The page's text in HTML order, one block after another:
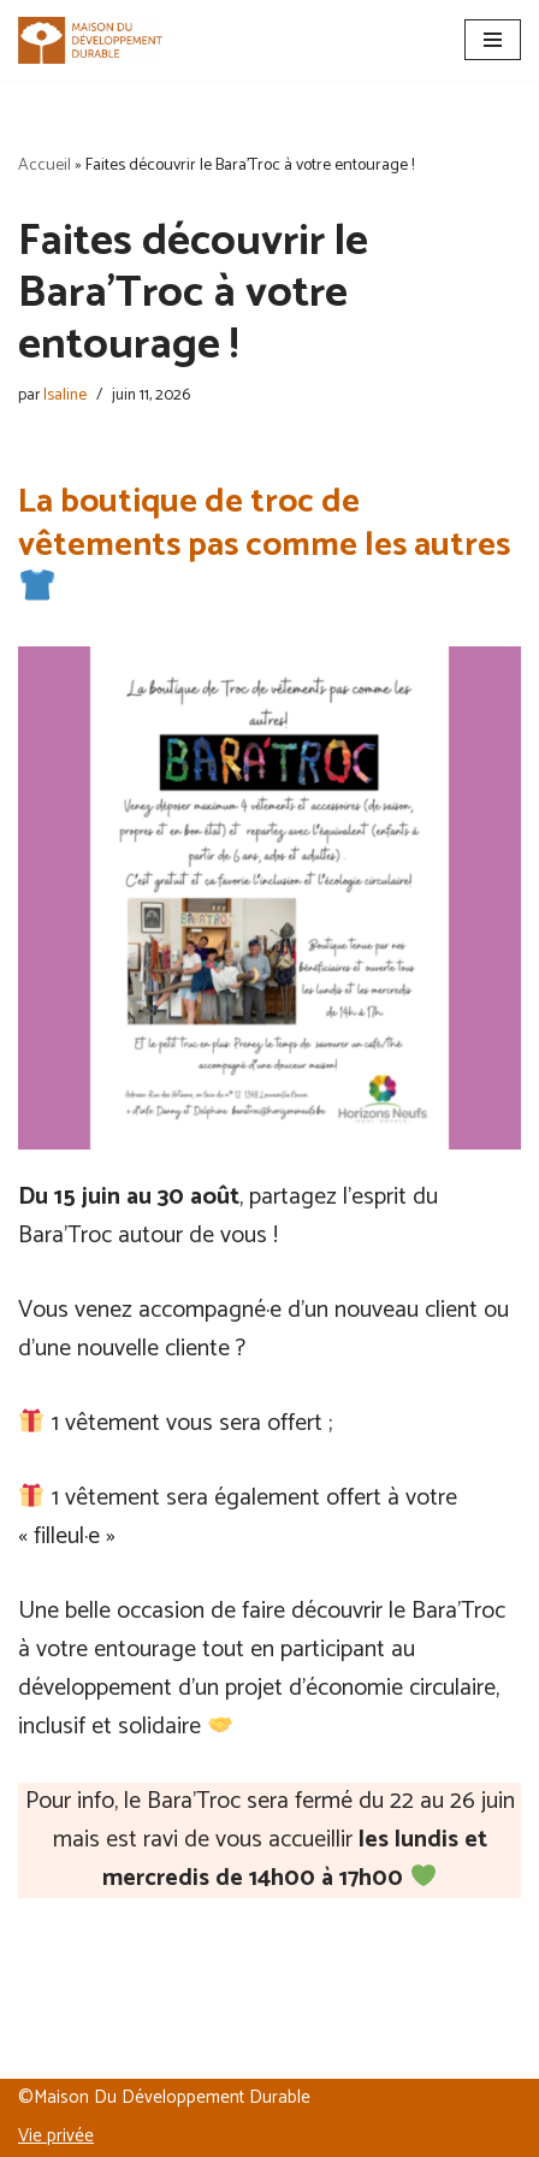
Aller
Accueil»Faites découvrir le Bara’Troc à votre entourage !
Faites découvrir le
Bara’Troc à votre
entourage !
parIsaline juin 11, 2026
La boutique de troc de
vêtements pas comme les autres
Du 15 juin au 30 août, partagez l’esprit du
Bara’Troc autour de vous !
Vous venez accompagné·e d’un nouveau client ou
d’une nouvelle cliente ?
1 vêtement vous sera offert ;
1 vêtement sera également offert à votre
« filleul·e »
Une belle occasion de faire découvrir le Bara’Troc
à votre entourage tout en participant au
développement d’un projet d’économie circulaire,
inclusif et solidaire
Pour info, le Bara’Troc sera fermé du 22 au 26 juin
mais est ravi de vous accueillirles lundis et
mercredis de 14h00 à 17h00
©Maison Du Développement Durable
Vie privée